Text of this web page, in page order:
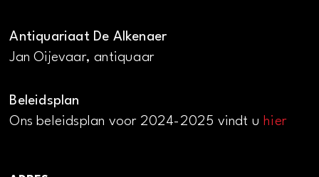
Antiquariaat De Alkenaer
Jan Oijevaar, antiquaar
Beleidsplan
Ons beleidsplan voor 2024-2025 vindt u hier